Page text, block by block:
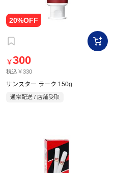
￥300
税込￥330
サンスター ラーク 150g
通常配送 / 店舗受取